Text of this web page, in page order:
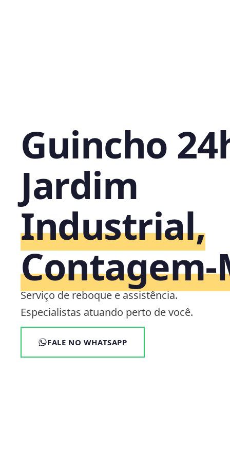
Guincho
Jardim
Industrial,
Serviço de reboque e assistência.
Especialistas atuando perto de você.
FALE NO WHATSAPP